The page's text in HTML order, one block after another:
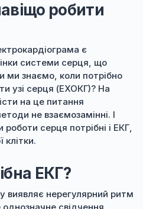
робити
є
системи серця, що
ми знаємо, коли потрібно
узі серця (ЕХОКГ)? На
на це питання
не взаємозамінні. І
серця потрібні і ЕКГ,
клітки.
ЕКГ?
виявляє нерегулярний ритм